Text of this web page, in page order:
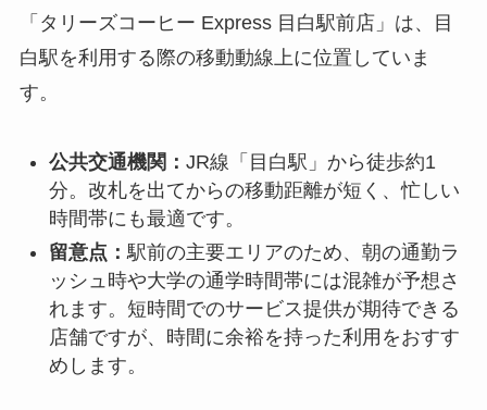
「タリーズコーヒー Express 目白駅前店」は、目
白駅を利用する際の移動動線上に位置していま
す。
公共交通機関： JR線「目白駅」から徒歩約1
分。改札を出てからの移動距離が短く、忙しい
時間帯にも最適です。
留意点： 駅前の主要エリアのため、朝の通勤ラ
ッシュ時や大学の通学時間帯には混雑が予想さ
れます。短時間でのサービス提供が期待できる
店舗ですが、時間に余裕を持った利用をおすす
めします。